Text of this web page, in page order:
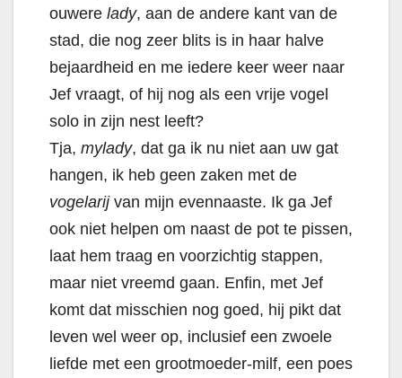
ouwere lady, aan de andere kant van de
stad, die nog zeer blits is in haar halve
bejaardheid en me iedere keer weer naar
Jef vraagt, of hij nog als een vrije vogel
solo in zijn nest leeft?
Tja, mylady, dat ga ik nu niet aan uw gat
hangen, ik heb geen zaken met de
vogelarijvan mijn evennaaste. Ik ga Jef
ook niet helpen om naast de pot te pissen,
laat hem traag en voorzichtig stappen,
maar niet vreemd gaan. Enfin, met Jef
komt dat misschien nog goed, hij pikt dat
leven wel weer op, inclusief een zwoele
liefde met een grootmoeder-milf, een poes